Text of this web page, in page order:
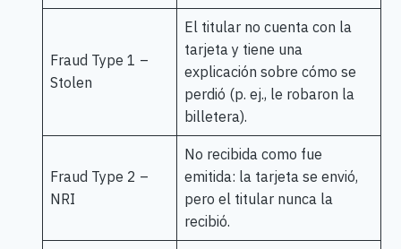
Fraud Type 1 –
Stolen
El titular no cuenta con la
tarjeta y tiene una
explicación sobre cómo se
perdió (p. ej., le robaron la
billetera).
Fraud Type 2 –
NRI
No recibida como fue
emitida: la tarjeta se envió,
pero el titular nunca la
recibió.